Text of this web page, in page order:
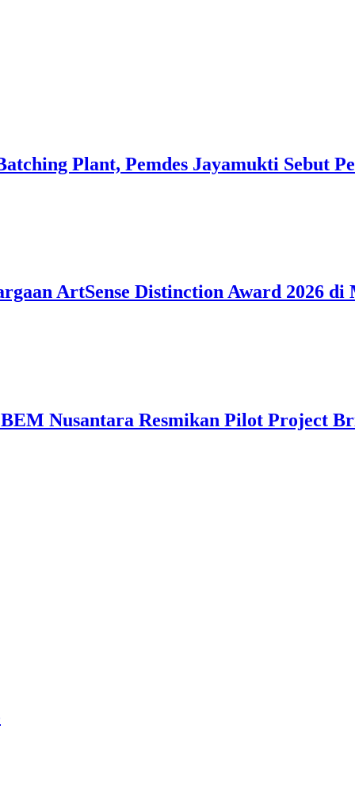
Plant, Pemdes Jayamukti Sebut
ArtSense Distinction Award 2026 di
Nusantara Resmikan Pilot Project